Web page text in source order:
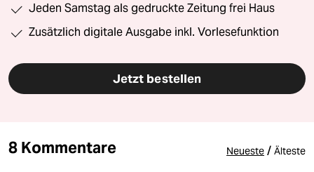
Jeden Samstag als gedruckte Zeitung frei Haus
Zusätzlich digitale Ausgabe inkl. Vorlesefunktion
Jetzt bestellen
8 Kommentare Neueste / Älteste